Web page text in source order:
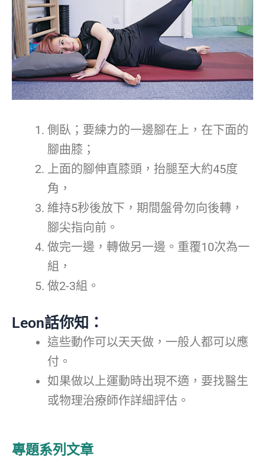
側臥；要練力的一邊腳在上，在下面的
腳曲膝；
上面的腳伸直膝頭，抬腿至大約45度
角，
維持5秒後放下，期間盤骨勿向後轉，
腳尖指向前。
做完一邊，轉做另一邊。重覆10次為一
組，
做2-3組。
Leon話你知：
這些動作可以天天做，一般人都可以應
付。
如果做以上運動時出現不適，要找醫生
或物理治療師作詳細評估。
專題系列文章